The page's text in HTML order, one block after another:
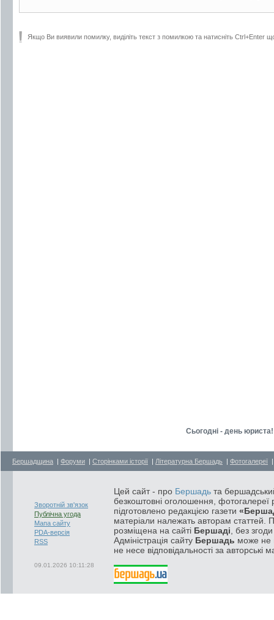
Якщо Ви виявили помилку, виділіть текст з помилкою та натисніть Ctrl+Enter
Сьогодні - день
Бершадщина | Форуми | Сторінками історії | Літературна Бершадь | Фотогалереї
Зворотній зв'язок
Публічна угода
Мапа сайту
PDA-версія
RSS
09.01.2026 10:11:28
Цей сайт - про Бершадь та
безкоштовні оголошення, фотогалереї
підготовлено редакцією газети
матеріали належать авторам статтей.
розміщена на сайті Бершаді , без
Адміністрація сайту Бершадь може не
не несе відповідальності за авторські